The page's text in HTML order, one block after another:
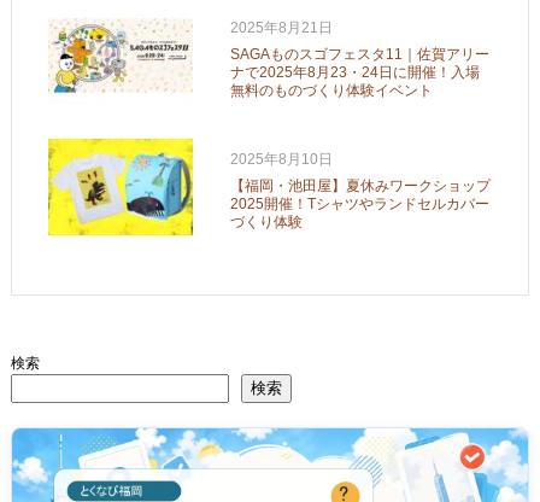
2025年8月21日
SAGAものスゴフェスタ11｜佐賀アリー
ナで2025年8月23・24日に開催！入場
無料のものづくり体験イベント
2025年8月10日
【福岡・池田屋】夏休みワークショップ
2025開催！Tシャツやランドセルカバー
づくり体験
検索
検索